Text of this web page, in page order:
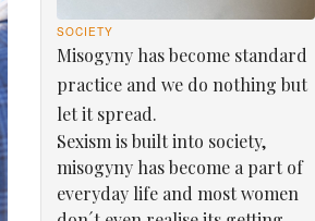
SOCIETY
Misogyny has become standard
practice and we do nothing but
let it spread.
Sexism is built into society,
misogyny has become a part of
everyday life and most women